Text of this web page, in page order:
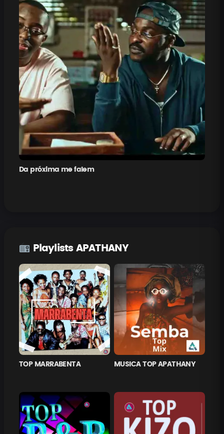
Da próxima me falem
Playlists APATHANY
TOP MARRABENTA MUSICA TOP APATHANY